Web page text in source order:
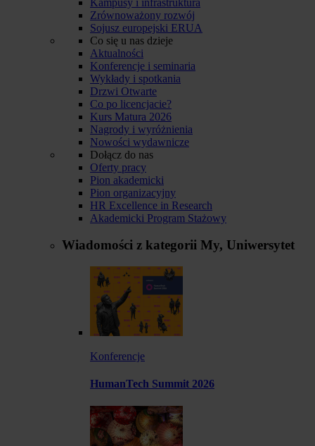
Zrównoważony rozwój
Sojusz europejski ERUA
Co się u nas dzieje
Aktualności
Konferencje i seminaria
Wykłady i spotkania
Drzwi Otwarte
Co po licencjacie?
Kurs Matura 2026
Nagrody i wyróżnienia
Nowości wydawnicze
Dołącz do nas
Oferty pracy
Pion akademicki
Pion organizacyjny
HR Excellence in Research
Akademicki Program Stażowy
Wiadomości z kategorii My, Uniwersytet
Konferencje
HumanTech Summit 2026